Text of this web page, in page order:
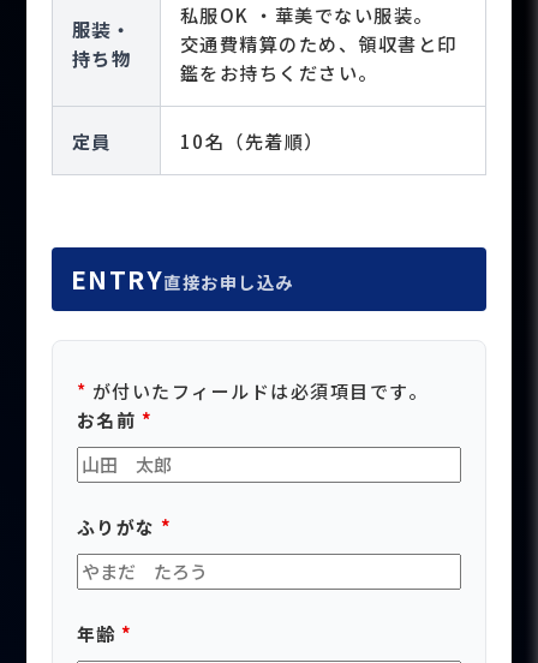
服装・
持ち物
私服OK ・華美でない服装。
交通費精算のため、領収書と印
鑑をお持ちください。
定員 10名（先着順）
ENTRY直接お申し込み
* が付いたフィールドは必須項目です。
お名前 *
ふりがな*
年齢*